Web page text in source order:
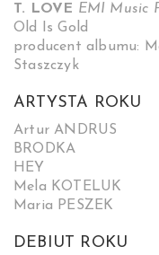
T. LOVE EMI Music
Old Is Gold
producent albumu:
Staszczyk
ARTYSTA ROKU
Artur ANDRUS
BRODKA
HEY
Mela KOTELUK
Maria PESZEK
DEBIUT ROKU